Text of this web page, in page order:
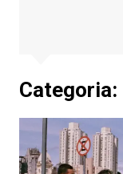
Categoria: